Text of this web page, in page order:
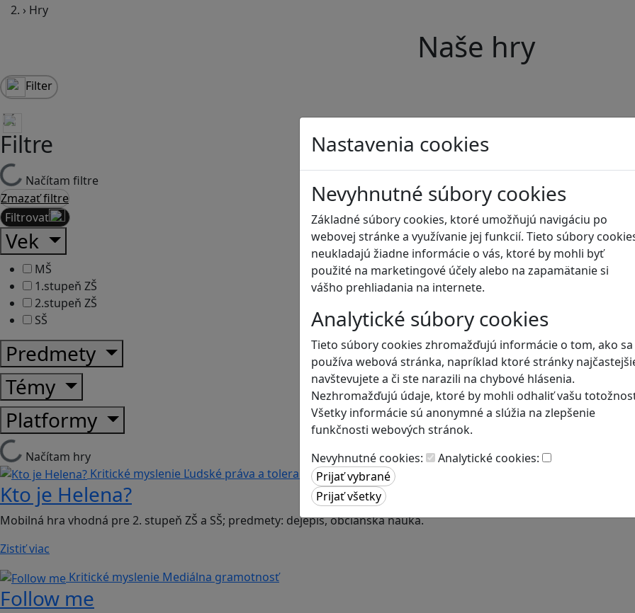
Nastavenia cookies
Nevyhnutné súbory cookies
Základné súbory cookies, ktoré umožňujú navigáciu po
webovej stránke a využívanie jej funkcií. Tieto súbory
neukladajú žiadne informácie o vás, ktoré by mohli byť
použité na marketingové účely alebo na zapamätanie si
vášho prehliadania na internete.
Analytické súbory cookies
Tieto súbory cookies zhromažďujú informácie o tom, ako sa
používa webová stránka, napríklad ktoré stránky
navštevujete a či ste narazili na chybové hlásenia.
Nezhromažďujú údaje, ktoré by mohli odhaliť vašu
Všetky informácie sú anonymné a slúžia na zlepšenie
funkčnosti webových stránok.
Nevyhnutné cookies:
Analytické cookies:
› Hry
Naše hry
Filter
Filtre
Načítam filtre
Zmazať filtre
Filtrovať
Vek
MŠ
1.stupeň ZŠ
2.stupeň ZŠ
SŠ
Predmety
Témy
Platformy
Načítam hry
Kritické myslenie Ľudské práva a tolerancia
Kto je Helena?
Mobilná hra vhodná pre 2. stupeň ZŠ a SŠ; predmety: dejepis, občianska náuka.
Zistiť viac
Kritické myslenie Mediálna gramotnosť
Follow me